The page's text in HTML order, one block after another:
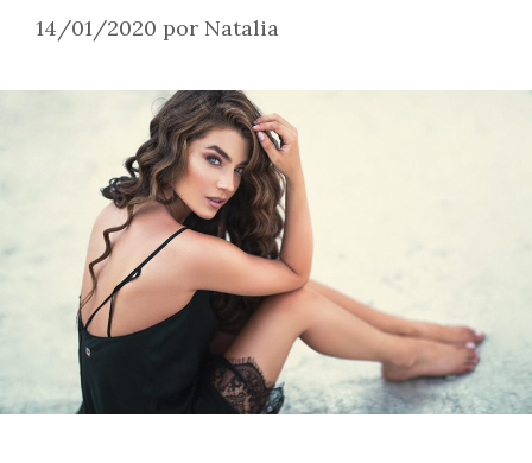
14/01/2020 por Natalia